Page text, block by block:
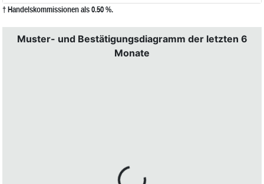
† Handelskommissionen als 0.50 %.
Muster- und Bestätigungsdiagramm der letzten 6
Monate